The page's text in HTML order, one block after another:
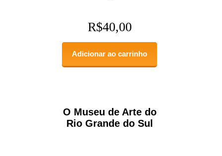
R$40,00
Adicionar ao carrinho
O Museu de Arte do
Rio Grande do Sul